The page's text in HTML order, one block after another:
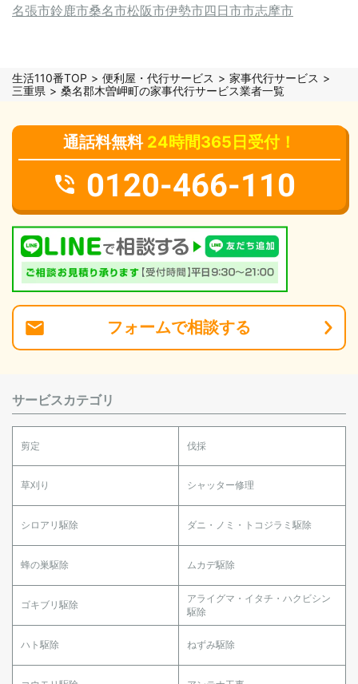
名張市鈴鹿市桑名市松阪市伊勢市四日市市志摩市
生活110番TOP 便利屋・代行サービス
家事代行サービス
三重県
桑名郡木曽岬町の家事代行サービス業者一覧
通話料無料 24時間365日受付！
0120-466-110
フォームで相談する
サービスカテゴリ
剪定 伐採
草刈り シャッター修理
シロアリ駆除 ダニ・ノミ・トコジラミ駆除
蜂の巣駆除 ムカデ駆除
ゴキブリ駆除
アライグマ・イタチ・ハクビシン
駆除
ハト駆除 ねずみ駆除